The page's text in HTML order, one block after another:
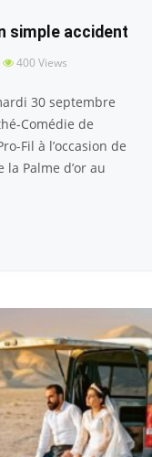
simple accident
400 Views
30 septembre
Comédie de
Fil à l’occasion de
Palme d’or au